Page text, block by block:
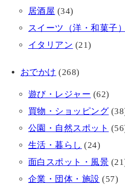
居酒屋 (34)
スイーツ（洋・和菓子）
イタリアン (21)
おでかけ (268)
遊び・レジャー (62)
買物・ショッピング
公園・自然スポット
生活・暮らし (24)
面白スポット・風景
企業・団体・施設 (57)